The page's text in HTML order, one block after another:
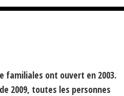
familiales ont ouvert en 2003.
2009, toutes les personnes